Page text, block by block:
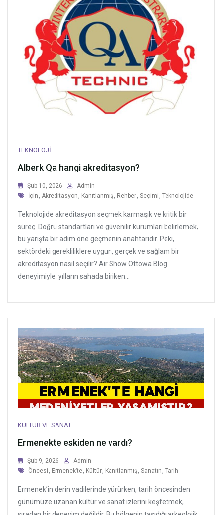
TEKNOLOJI
Alberk Qa hangi akreditasyon?
Şub 10, 2026
Admin
Tags
İçin , Akreditasyon , Kanıtlanmış, Rehber, Seçimi , Teknolojide
Teknolojide akreditasyon seçmek karmaşık ve kritik bir
süreç. Doğru standartları ve güvenilir kurumları belirlemek,
bu yarışta bir adım öne geçmenin anahtarıdır. Peki,
sektördeki gerekliliklere uygun, gerçek ve sağlam bir
akreditasyon nasıl seçilir? Air Show Ottowa Blog
deneyimiyle, yılların sahada biriken...
KÜLTÜR VE SANAT
Ermenekte eskiden ne vardı?
Şub 9, 2026
Admin
Tags
Öncesi , Ermenek’te, Kültür, Kanıtlanmış, Sanatın , Tarih
Ermenek’in derin vadilerinde yürürken, tarih öncesinden
günümüze uzanan kültür ve sanat izlerini keşfetmek,